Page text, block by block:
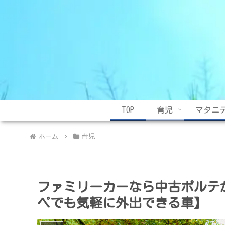
TOP 育児 マタニ
ホーム 育児
ファミリーカーなら中古ポル
ペでも気軽に外出できる車】